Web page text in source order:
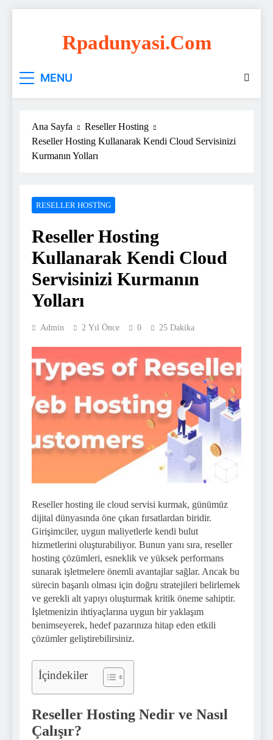
Rpadunyasi.com
Çözümleri!
MENU
Ana Sayfa
Reseller Hosting
Reseller Hosting Kullanarak Kendi Cloud Servisinizi
Kurmanın Yolları
RESELLER HOSTING
Reseller Hosting
Kullanarak Kendi Cloud
Servisinizi Kurmanın
Yolları
Admin 2 Yıl Önce 0 25 Dakika
Reseller hosting ile cloud servisi kurmak, günümüz
dijital dünyasında öne çıkan fırsatlardan biridir.
Girişimciler, uygun maliyetlerle kendi bulut
hizmetlerini oluşturabiliyor. Bunun yanı sıra, reseller
hosting çözümleri, esneklik ve yüksek performans
sunarak işletmelere önemli avantajlar sağlar. Ancak bu
sürecin başarılı olması için doğru stratejileri belirlemek
ve gerekli alt yapıyı oluşturmak kritik öneme sahiptir.
İşletmenizin ihtiyaçlarına uygun bir yaklaşım
benimseyerek, hedef pazarınıza hitap eden etkili
çözümler geliştirebilirsiniz.
İçindekiler
Reseller Hosting Nedir ve Nasıl
Çalışır?